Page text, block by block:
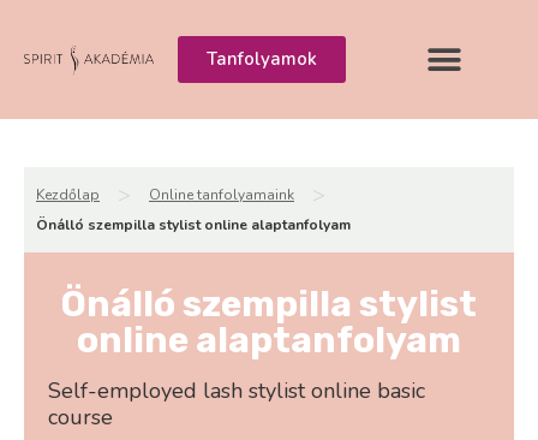
Tanfolyamok
Kezdőlap > Online tanfolyamaink >
Önálló szempilla stylist online alaptanfolyam
Önálló szempilla stylist
online alaptanfolyam
Self-employed lash stylist online basic
course